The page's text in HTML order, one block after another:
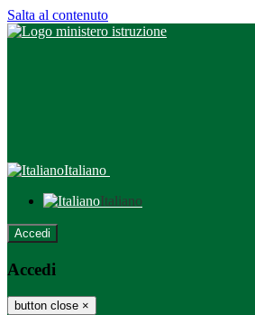
Salta al contenuto
Italiano
Italiano
Accedi
Accedi
button close ×